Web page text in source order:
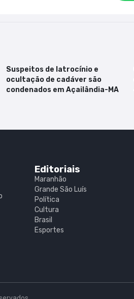
Suspeitos de latrocínio e
ocultação de cadáver são
condenados em Açailândia-MA
Editoriais
Maranhão
Grande São Luís
Política
Cultura
Brasil
Esportes